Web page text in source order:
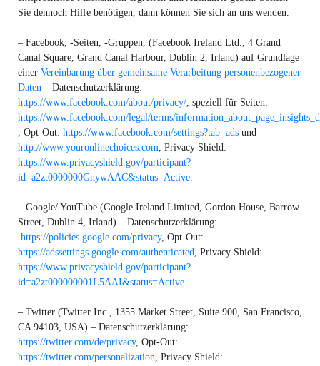
Sie dennoch Hilfe benötigen, dann können Sie sich an uns wenden.
– Facebook, -Seiten, -Gruppen, (Facebook Ireland Ltd., 4 Grand
Canal Square, Grand Canal Harbour, Dublin 2, Irland) auf Grundlage
einer Vereinbarung über gemeinsame Verarbeitung personenbezogener
Daten– Datenschutzerklärung:
https://www.facebook.com/about/privacy/, speziell für Seiten:
https://www.facebook.com/legal/terms/
, Opt-Out: https://www.facebook.com/settings?tab=adsund
http://www.youronlinechoices.com, Privacy Shield:
https://www.privacyshield.gov/participant?
id=a2zt0000000GnywAAC&status=Active.
– Google/ YouTube (Google Ireland Limited, Gordon House, Barrow
Street, Dublin 4, Irland) – Datenschutzerklärung:
https://policies.google.com/privacy, Opt-Out:
https://adssettings.google.com/authenticated, Privacy Shield:
https://www.privacyshield.gov/participant?
id=a2zt000000001L5AAI&status=Active.
– Twitter (Twitter Inc., 1355 Market Street, Suite 900, San Francisco,
CA 94103, USA) – Datenschutzerklärung:
https://twitter.com/de/privacy, Opt-Out:
https://twitter.com/personalization, Privacy Shield: